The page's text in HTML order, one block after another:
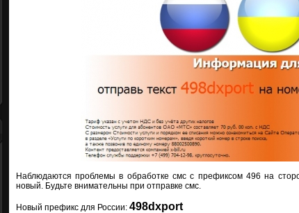
Наблюдаются проблемы в обработке смс с префиксом 496 на
новый. Будьте внимательны при отправке смс.
Новый префикс для России: 498dxport